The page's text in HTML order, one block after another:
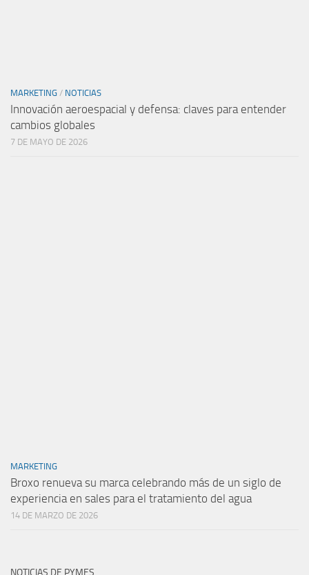
MARKETING / NOTICIAS
Innovación aeroespacial y defensa: claves para entender
cambios globales
7 DE MAYO DE 2026
MARKETING
Broxo renueva su marca celebrando más de un siglo de
experiencia en sales para el tratamiento del agua
14 DE MARZO DE 2026